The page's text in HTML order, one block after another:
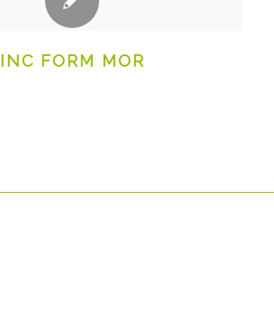
INC FORM MOR